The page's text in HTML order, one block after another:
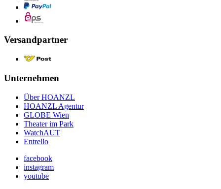
Versandpartner
Unternehmen
Über HOANZL
HOANZL Agentur
GLOBE Wien
Theater im Park
WatchAUT
Entrello
facebook
instagram
youtube